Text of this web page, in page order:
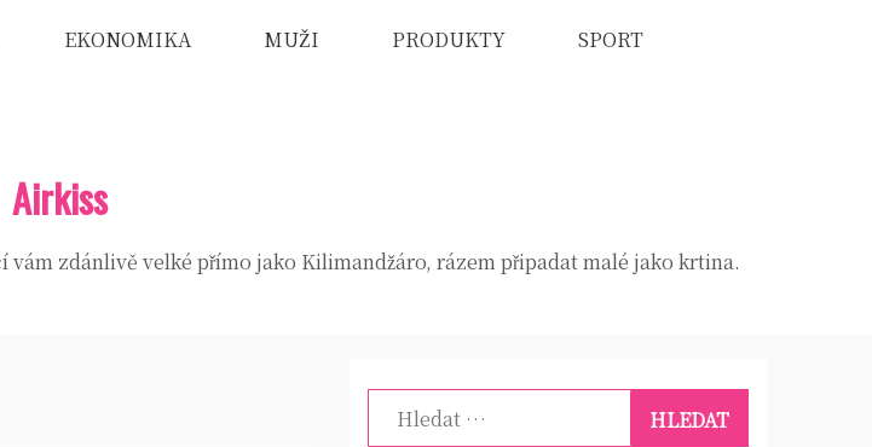
EKONOMIKA MUŽI PRODUKTY SPORT
Airkiss
zdánlivě velké přímo jako Kilimandžáro, rázem připadat malé jako krtina.
Vyhledávání